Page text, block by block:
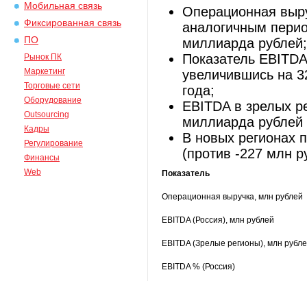
Мобильная связь
Фиксированная связь
ПО
Рынок ПК
Маркетинг
Торговые сети
Оборудование
Outsourcing
Кадры
Регулирование
Финансы
Web
Операционная
аналогичным
миллиарда рублей;
Показатель
увеличившись на
года;
EBITDA в зрелых
миллиарда рублей
В новых регионах
(против -227 млн
Показатель
Операционная выручка, млн рублей
EBITDA (Россия), млн рублей
EBITDA (Зрелые регионы), млн
EBITDA % (Россия)